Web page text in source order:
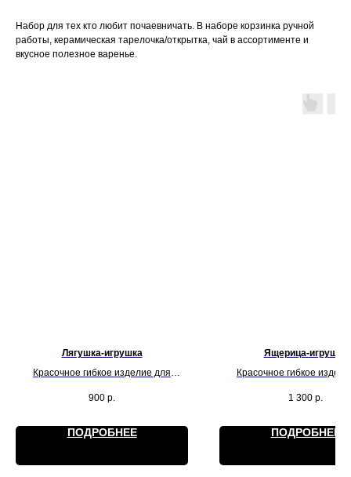
Набор для тех кто любит почаевничать. В наборе корзинка ручной
работы, керамическая тарелочка/открытка, чай в ассортименте и
вкусное полезное варенье.
Лягушка-игрушка
Красочное гибкое изделие для
обладателя как антистресс.
900 р.
ПОДРОБНЕЕ
Ящерица-игрушка
Красочное гибкое
обладателя как
1 300 р.
ПОДРОБНЕЕ